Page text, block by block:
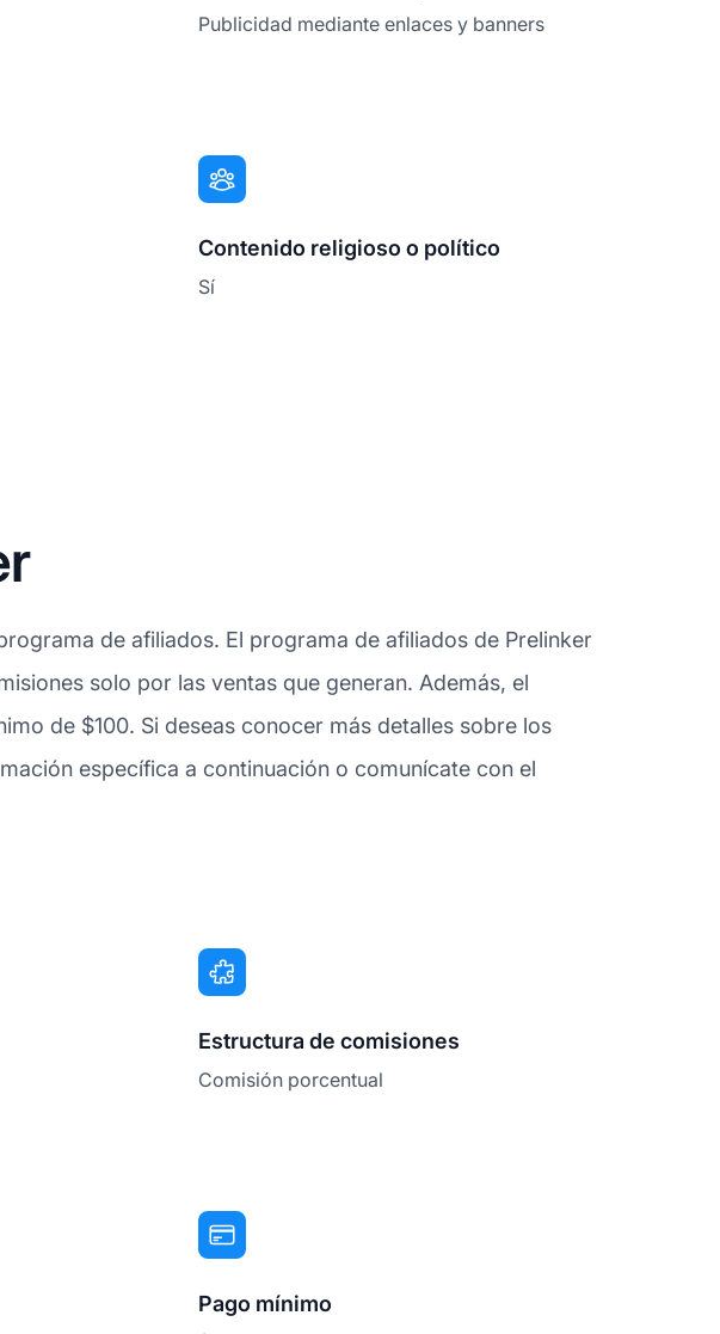
Publicidad mediante enlaces y banners
Contenido religioso o político
Sí
de afiliados. El programa de afiliados de Prelinker
solo por las ventas que generan. Además, el
de $100. Si deseas conocer más detalles sobre los
específica a continuación o comunícate con el
Estructura de comisiones
Comisión porcentual
Pago mínimo